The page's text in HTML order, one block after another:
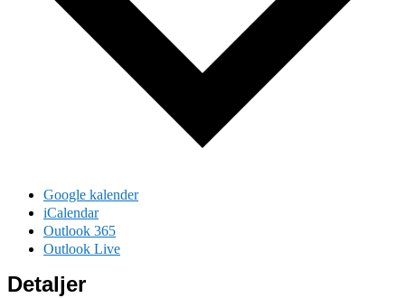
Google kalender
iCalendar
Outlook 365
Outlook Live
Detaljer